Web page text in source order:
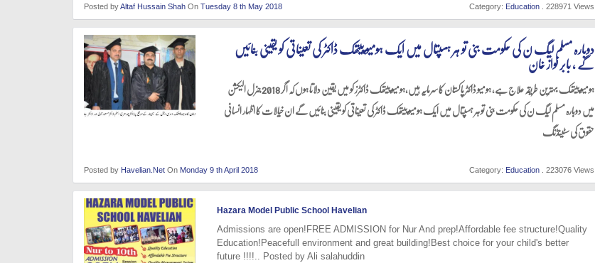
Posted byAltaf Hussain Shah On Tuesday 8 th May 2018 Category: Education . 228971 Views
دوبارہ مسلم لیگ ن کی حکومت بنی تو ہر ہسپتال میں ایک ہومیو پیتھک ڈاکٹر کی تعیناتی کو یقینی بنائیں
گے ، بابر نواز خان
ہومیو پیتھک بہترین طریقہ علاج ہے، ہومیو ڈاکٹر پاکستان کا سرمایہ ہیں،ہومیو پیتھک ڈاکٹرز کو میں یقین دلاتا ہوں کہ اگر 2018 جنرل الیکشن
میں دوبارہ مسلم لیگ ن کی حکومت بنی تو ہر ہسپتال میں ایک ہومیو پیتھک ڈاکٹر کی تعیناتی کو یقینی بنائیں گے ان خیالات کا اظہار انسانی
حقوق کی سٹینڈنگ
Posted by Havelian.Net On Monday 9 th April 2018 Category: Education . 223076 Views
Hazara Model Public School Havelian
Admissions are open!FREE ADMISSION for Nur And prep!Affordable fee structure!Quality
Education!Peacefull environment and great building!Best choice for your child's better
future !!!!.. Posted by Ali salahuddin